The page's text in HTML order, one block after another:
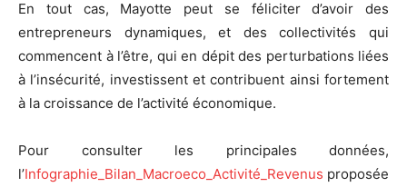
En tout cas, Mayotte peut se féliciter d’avoir des
entrepreneurs dynamiques, et des collectivités qui
commencent à l’être, qui en dépit des perturbations liées
à l’insécurité, investissent et contribuent ainsi fortement
à la croissance de l’activité économique.
Pour consulter les principales données,
l’Infographie_Bilan_Macroeco_Activité_Revenus proposée